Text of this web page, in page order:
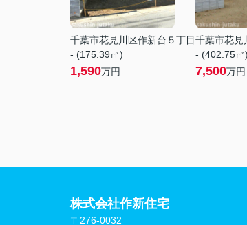
千葉市花見川区作新台５丁目
- (175.39㎡)
1,590万円
千葉市花見
- (402.75㎡)
7,500万円
株式会社作新住宅
〒276-0032